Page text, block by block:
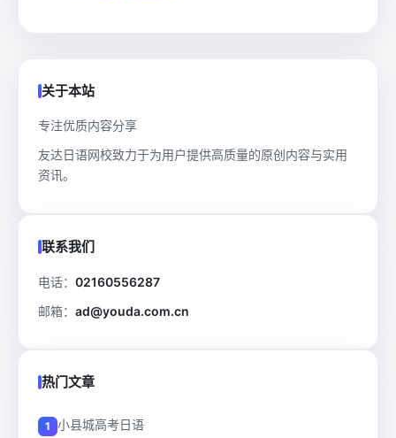
关于本站
专注优质内容分享
友达日语网校致力于为用户提供高质量的原创内容与实用
资讯。
联系我们
电话： 02160556287
邮箱： ad@youda.com.cn
热门文章
小县城高考日语